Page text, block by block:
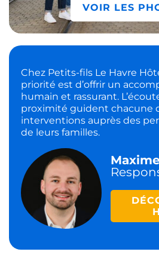
VOIR LES
Chez Petits-fils Le Havre
priorité est d’offrir un
humain et rassurant.
proximité guident chacune
interventions auprès des
de leurs familles.